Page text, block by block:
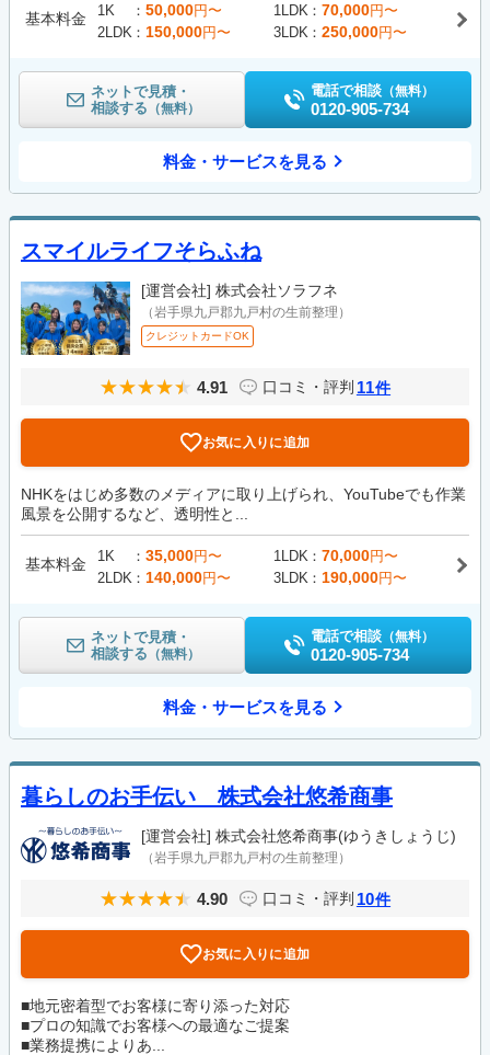
基本料金 1K 50,000円〜 1LDK 70,000円〜
2LDK
150,000円〜 3LDK 250,000円〜
ネットで見積・
相談する （無料）
電話で相談 （無料）
0120-905-734
料金・サービスを見る
スマイルライフそらふね
[運営会社] 株式会社ソラフネ
（岩手県九戸郡九戸村の生前整理）
クレジットカードOK
4.91 口コミ・評判 11件
お気に入りに追加
NHKをはじめ多数のメディアに取り上げられ、YouTubeでも作業
風景を公開するなど、透明性と...
基本料金 1K 35,000円〜 1LDK 70,000円〜
2LDK
140,000円〜 3LDK 190,000円〜
ネットで見積・
相談する （無料）
電話で相談 （無料）
0120-905-734
料金・サービスを見る
暮らしのお手伝い 株式会社悠希商事
[運営会社] 株式会社悠希商事(ゆうきしょうじ)
（岩手県九戸郡九戸村の生前整理）
4.90 口コミ・評判 10件
お気に入りに追加
■地元密着型でお客様に寄り添った対応
■プロの知識でお客様への最適なご提案
■業務提携によりあ...